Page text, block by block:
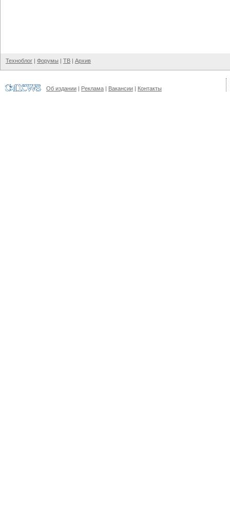
Техноблог | Форумы | ТВ | Архив
Об издании | Реклама | Вакансии | Контакты